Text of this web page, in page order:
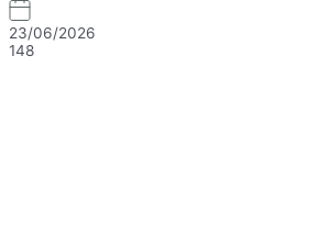
23/06/2026
148